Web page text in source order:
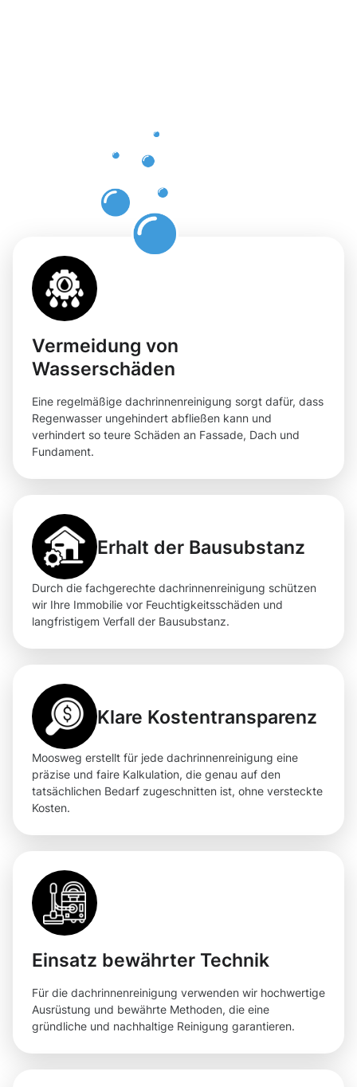
Vermeidung von
Wasserschäden
Eine regelmäßige dachrinnenreinigung sorgt dafür, dass
Regenwasser ungehindert abfließen kann und
verhindert so teure Schäden an Fassade, Dach und
Fundament.
Erhalt der Bausubstanz
Durch die fachgerechte dachrinnenreinigung schützen
wir Ihre Immobilie vor Feuchtigkeitsschäden und
langfristigem Verfall der Bausubstanz.
Klare Kostentransparenz
Moosweg erstellt für jede dachrinnenreinigung eine
präzise und faire Kalkulation, die genau auf den
tatsächlichen Bedarf zugeschnitten ist, ohne versteckte
Kosten.
Einsatz bewährter Technik
Für die dachrinnenreinigung verwenden wir hochwertige
Ausrüstung und bewährte Methoden, die eine
gründliche und nachhaltige Reinigung garantieren.